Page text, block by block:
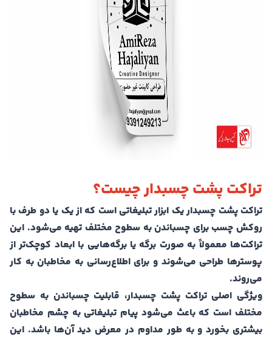
تراکت پشت چسبدار چیست؟
تراکت پشت چسبدار یک ابزار تبلیغاتی است که از یک یا دو طرف با
روکش چسب برای چسباندن به سطوح مختلف تهیه می‌شود. این
تراکت‌ها معمولاً به صورت برگه یا برگه‌هایی با ابعاد کوچک‌تر از
پوسترها طراحی می‌شوند و برای اطلاع‌رسانی به مخاطبان به کار
می‌روند.
ویژگی اصلی تراکت پشت چسبدار، قابلیت چسباندن به سطوح
مختلف است که باعث می‌شود پیام تبلیغاتی به چشم مخاطبان
بیشتری بخورد و به طور مداوم در معرض دید آن‌ها باشد. این